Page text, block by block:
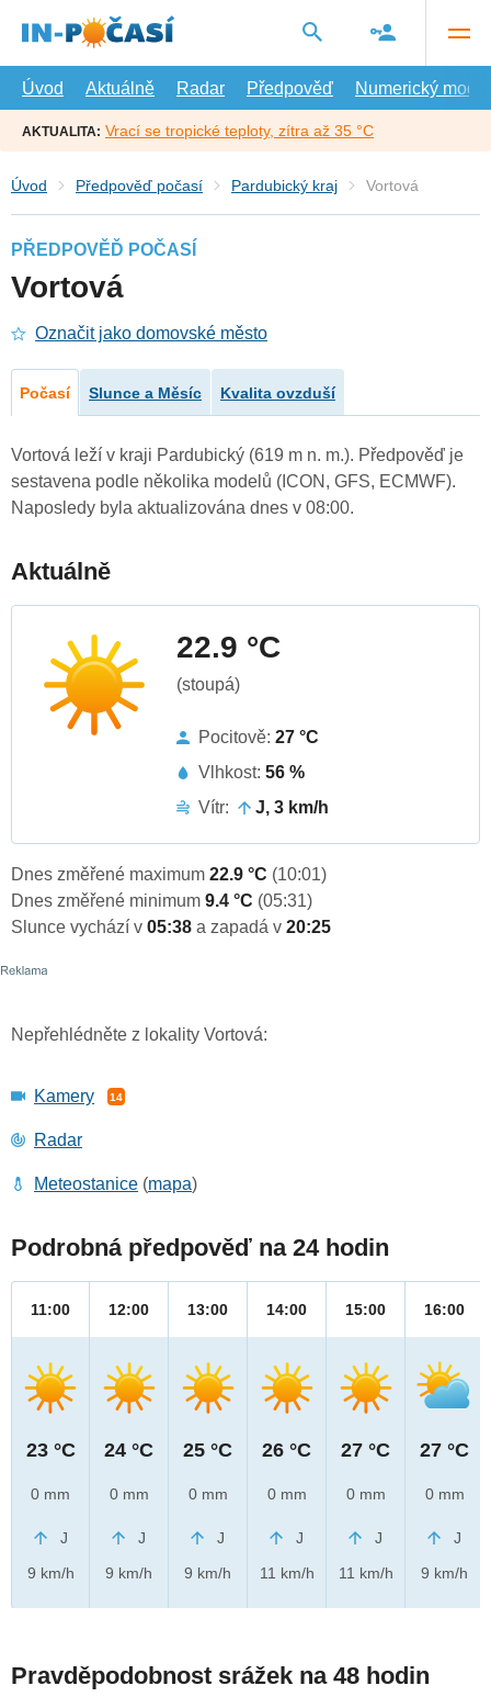
hlavní
Úvod
Aktuálně Radar Předpověď Numerický model
AKTUALITA: Vrací se tropické teploty, zítra až 35 °C
Úvod Předpověď počasí Pardubický kraj Vortová
PŘEDPOVĚĎ POČASÍ
Vortová
Označit jako domovské město
Počasí Slunce a Měsíc Kvalita ovzduší
Vortová leží v kraji Pardubický (619 m n. m.). Předpověď je
sestavena podle několika modelů (ICON, GFS, ECMWF).
Naposledy byla aktualizována dnes v 08:00.
Aktuálně
22.9 °C
(stoupá)
Pocitově: 27 °C
Vlhkost: 56 %
Vítr:
J, 3 km/h
Dnes změřené maximum 22.9 °C (10:01)
Dnes změřené minimum 9.4 °C (05:31)
Slunce vychází v 05:38 a zapadá v 20:25
Nepřehlédněte z lokality Vortová:
Kamery 14
Radar
Meteostanice (mapa)
Podrobná předpověď na 24 hodin
11:00
23 °C
0 mm
J
9 km/h
12:00
24 °C
0 mm
J
9 km/h
13:00
25 °C
0 mm
J
9 km/h
14:00
26 °C
0 mm
J
11 km/h
15:00
27 °C
0 mm
J
11 km/h
16:00
27 °C
0 mm
J
9 km/h
Pravděpodobnost srážek na 48 hodin